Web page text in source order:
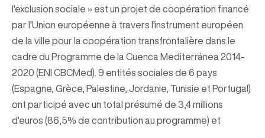
l'exclusion sociale » est un projet de coopération financé
par l'Union européenne à travers l'instrument européen
de la ville pour la coopération transfrontalière dans le
cadre du Programme de la Cuenca Mediterránea 2014-
2020 (ENI CBCMed). 9 entités sociales de 6 pays
(Espagne, Grèce, Palestine, Jordanie, Tunisie et Portugal)
ont participé avec un total présumé de 3,4 millions
d'euros (86,5% de contribution au programme) et